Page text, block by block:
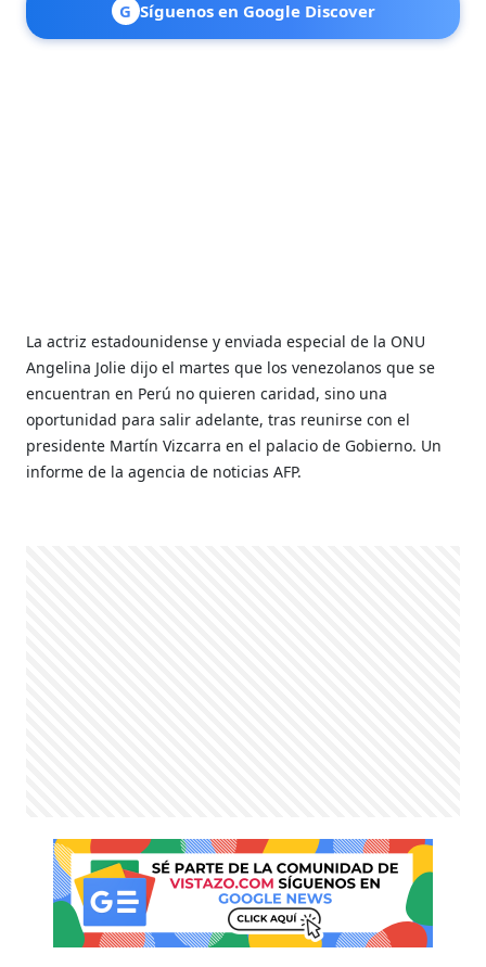
G Síguenos en Google Discover
La actriz estadounidense y enviada especial de la ONU
Angelina Jolie dijo el martes que los venezolanos que se
encuentran en Perú no quieren caridad, sino una
oportunidad para salir adelante, tras reunirse con el
presidente Martín Vizcarra en el palacio de Gobierno. Un
informe de la agencia de noticias AFP.